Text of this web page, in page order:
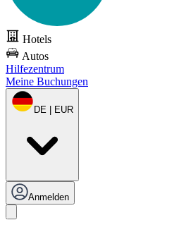
Hotels
Autos
Hilfezentrum
Meine Buchungen
DE | EUR
Anmelden